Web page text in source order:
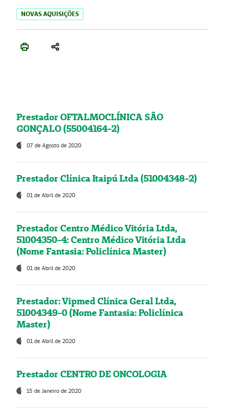
NOVAS AQUISIÇÕES
Prestador OFTALMOCLÍNICA SÃO
GONÇALO (55004164-2)
07 de Agosto de 2020
Prestador Clínica Itaipú Ltda (51004348-2)
01 de Abril de 2020
Prestador Centro Médico Vitória Ltda,
51004350-4: Centro Médico Vitória Ltda
(Nome Fantasia: Policlínica Master)
01 de Abril de 2020
Prestador: Vipmed Clínica Geral Ltda,
51004349-0 (Nome Fantasia: Policlínica
Master)
01 de Abril de 2020
Prestador CENTRO DE ONCOLOGIA
15 de Janeiro de 2020